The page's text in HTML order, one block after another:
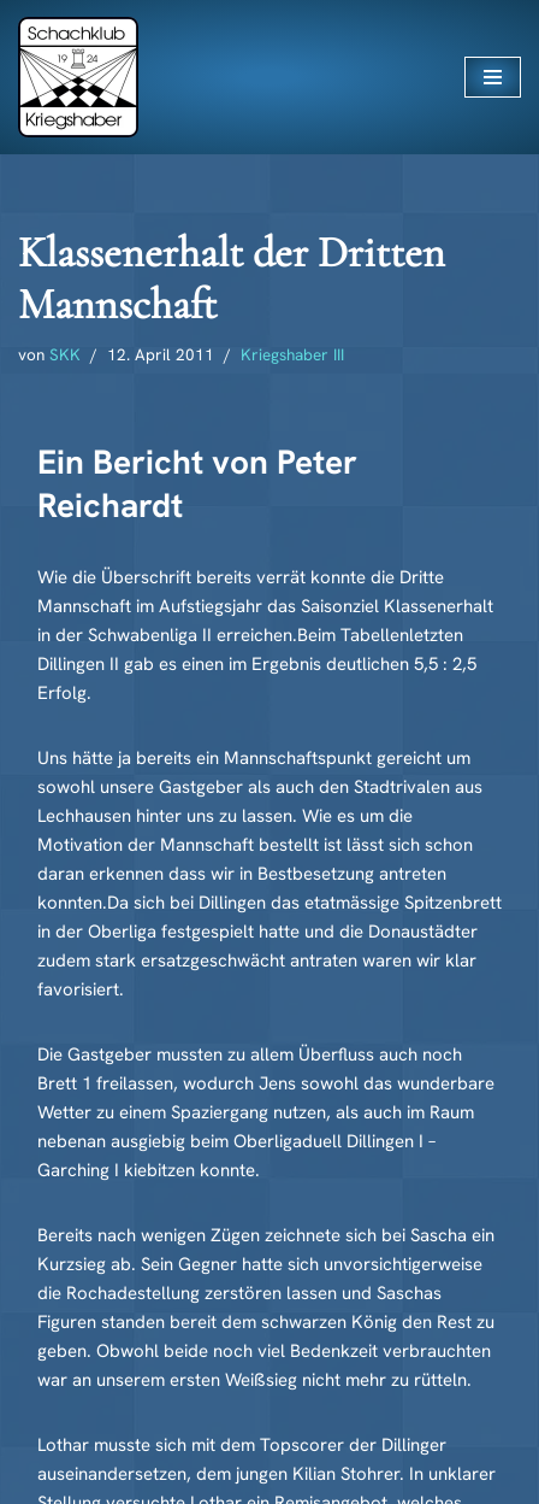
Zum
Inhalt
springen
Klassenerhalt der Dritten
Mannschaft
von SKK 12. April 2011 Kriegshaber III
Ein Bericht von Peter
Reichardt
Wie die Überschrift bereits verrät konnte die Dritte
Mannschaft im Aufstiegsjahr das Saisonziel Klassenerhalt
in der Schwabenliga II erreichen.Beim Tabellenletzten
Dillingen II gab es einen im Ergebnis deutlichen 5,5 : 2,5
Erfolg.
Uns hätte ja bereits ein Mannschaftspunkt gereicht um
sowohl unsere Gastgeber als auch den Stadtrivalen aus
Lechhausen hinter uns zu lassen. Wie es um die
Motivation der Mannschaft bestellt ist lässt sich schon
daran erkennen dass wir in Bestbesetzung antreten
konnten.Da sich bei Dillingen das etatmässige Spitzenbrett
in der Oberliga festgespielt hatte und die Donaustädter
zudem stark ersatzgeschwächt antraten waren wir klar
favorisiert.
Die Gastgeber mussten zu allem Überfluss auch noch
Brett 1 freilassen, wodurch Jens sowohl das wunderbare
Wetter zu einem Spaziergang nutzen, als auch im Raum
nebenan ausgiebig beim Oberligaduell Dillingen I –
Garching I kiebitzen konnte.
Bereits nach wenigen Zügen zeichnete sich bei Sascha ein
Kurzsieg ab. Sein Gegner hatte sich unvorsichtigerweise
die Rochadestellung zerstören lassen und Saschas
Figuren standen bereit dem schwarzen König den Rest zu
geben. Obwohl beide noch viel Bedenkzeit verbrauchten
war an unserem ersten Weißsieg nicht mehr zu rütteln.
Lothar musste sich mit dem Topscorer der Dillinger
auseinandersetzen, dem jungen Kilian Stohrer. In unklarer